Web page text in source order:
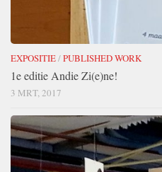
EXPOSITIE/PUBLISHED WORK
1e editie Andie Zi(e)ne!
3 MRT, 2017